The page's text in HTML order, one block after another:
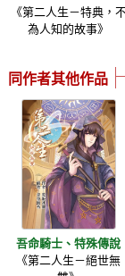
《第二人生－特典，
為人知的故事》
同作者其他作品
吾命騎士、特殊傳說
《第二人生－絕世無